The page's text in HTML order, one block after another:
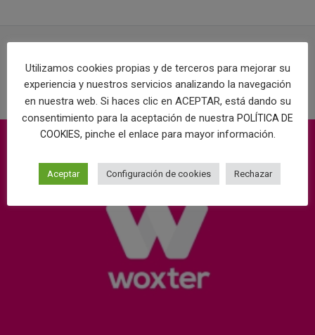
PROYECTOS RELACIONADOS
Utilizamos cookies propias y de terceros para mejorar su
experiencia y nuestros servicios analizando la navegación
en nuestra web. Si haces clic en ACEPTAR, está dando su
consentimiento para la aceptación de nuestra POLÍTICA DE
COOKIES, pinche el enlace para mayor información.
Aceptar Configuración de cookies Rechazar